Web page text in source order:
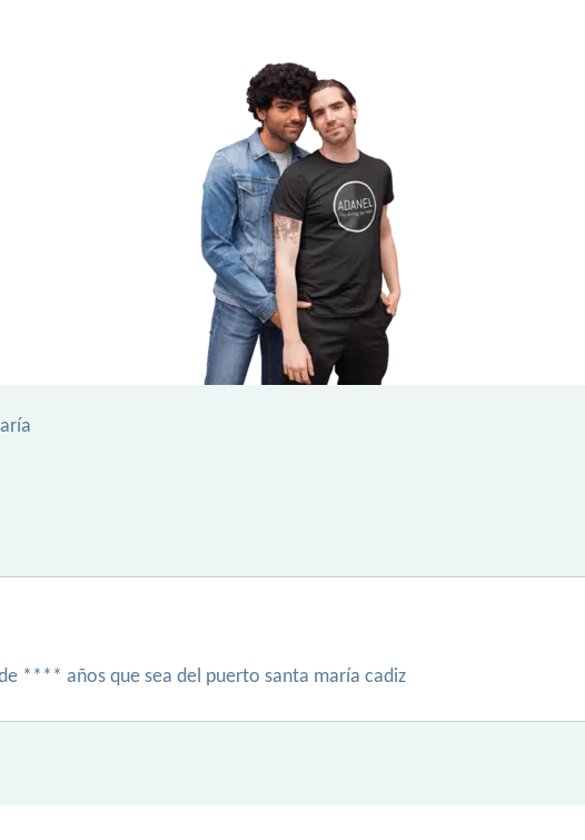
**** años que sea del puerto santa maría cadiz